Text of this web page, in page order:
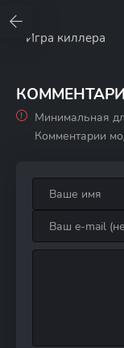
Игра киллера
Минимальная
Комментарии